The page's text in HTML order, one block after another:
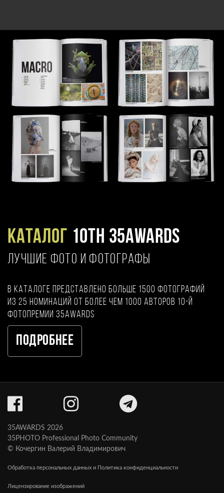
Каталог 10TH 35AWARDS
ЛУЧШИЕ ФОТО И ФОТОГРАФЫ
В каталоге представлено больше 1500 фотографий
из 25 номинаций от более чем 1000 авторов 10-й
фотопремии 35AWARDS
Подробнее
35AWARDS 2026
35PHOTO Professional Photo Community
© Кочергин Валерий Владимирович
Обработка персональных данных и Политика конфиденциальности
Лицензирование изображений